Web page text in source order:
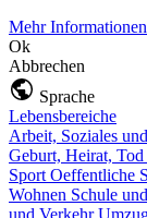
Mehr
Ok
Abbrechen
Sprache
Lebensbereiche
Arbeit, Soziales
Geburt, Heirat, Tod
Sport Oeffentliche
Wohnen Schule
und Verkehr